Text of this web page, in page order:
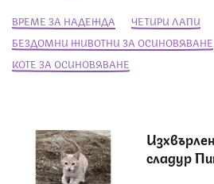
ВРЕМЕ ЗА НАДЕЖДА
ЧЕТИРИ ЛАПИ
БЕЗДОМНИ ЖИВОТНИ ЗА ОСИНОВЯВАНЕ
КОТЕ ЗА ОСИНОВЯВАНЕ
сладур